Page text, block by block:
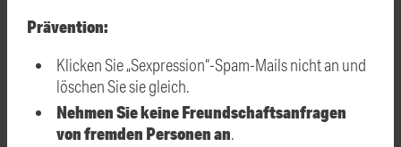
Prävention:
Klicken Sie „Sexpression“-Spam-Mails nicht an und
löschen Sie sie gleich.
Nehmen Sie keine Freundschaftsanfragen
von fremden Personen an.